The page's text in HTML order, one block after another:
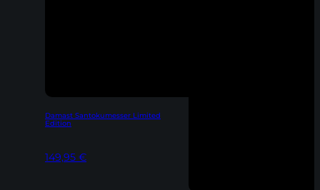
Damast Santokumesser Limited
Edition
149,95 €